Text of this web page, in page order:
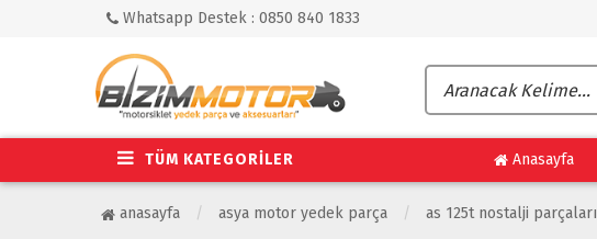
Whatsapp Destek : 0850 840 1833
TÜM KATEGORİLER Anasayfa
anasayfa asya motor yedek parça as 125t nostalji parçaları